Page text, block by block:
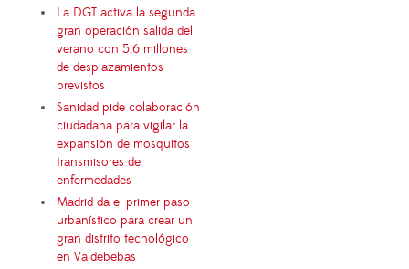
La DGT activa la segunda
gran operación salida del
verano con 5,6 millones
de desplazamientos
previstos
Sanidad pide colaboración
ciudadana para vigilar la
expansión de mosquitos
transmisores de
enfermedades
Madrid da el primer paso
urbanístico para crear un
gran distrito tecnológico
en Valdebebas